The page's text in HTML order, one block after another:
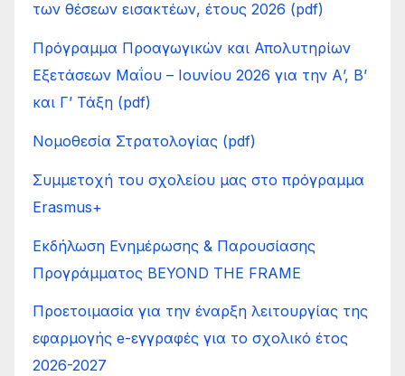
των θέσεων εισακτέων, έτους 2026 (pdf)
Πρόγραμμα Προαγωγικών και Απολυτηρίων
Εξετάσεων Μαΐου – Ιουνίου 2026 για την Α’, Β’
και Γ’ Τάξη (pdf)
Νομοθεσία Στρατολογίας (pdf)
Συμμετοχή του σχολείου μας στο πρόγραμμα
Erasmus+
Εκδήλωση Ενημέρωσης & Παρουσίασης
Προγράμματος BEYOND THE FRAME
Προετοιμασία για την έναρξη λειτουργίας της
εφαρμογής e-εγγραφές για το σχολικό έτος
2026-2027